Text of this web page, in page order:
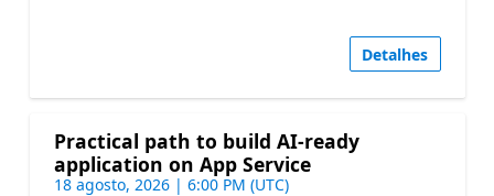
Detalhes
Practical path to build AI-ready
application on App Service
18 agosto, 2026 | 6:00 PM (UTC)